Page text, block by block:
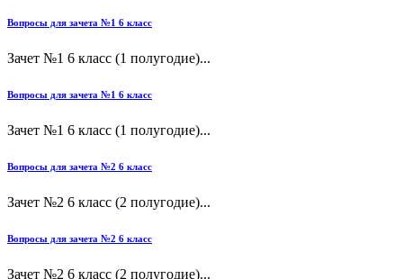
Вопросы для зачета №1 6 класс
Зачет №1 6 класс (1 полугодие)...
Вопросы для зачета №1 6 класс
Зачет №1 6 класс (1 полугодие)...
Вопросы для зачета №2 6 класс
Зачет №2 6 класс (2 полугодие)...
Вопросы для зачета №2 6 класс
Зачет №2 6 класс (2 полугодие)...